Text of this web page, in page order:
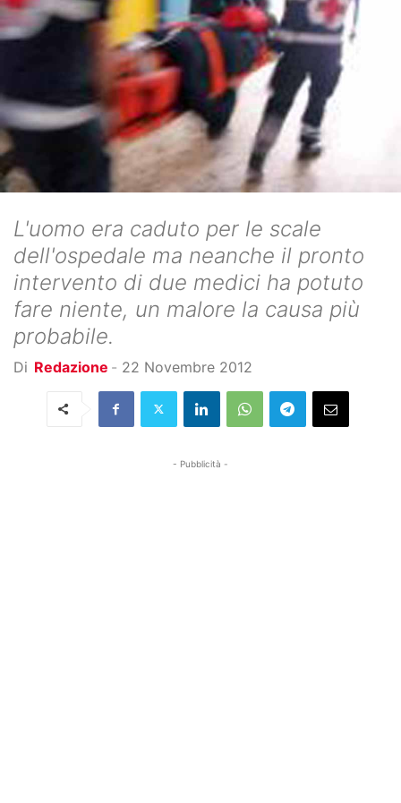
L'uomo era caduto per le scale
dell'ospedale ma neanche il pronto
intervento di due medici ha potuto
fare niente, un malore la causa più
probabile.
Di Redazione - 22 Novembre 2012
- Pubblicità -